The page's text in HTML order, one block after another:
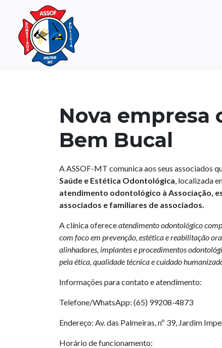
Nova empresa
Bem Bucal
A ASSOF-MT comunica aos seus associados
Saúde e Estética Odontológica, localizada
atendimento odontológico à Associação,
associados e familiares de associados.
A clínica ofereceatendimento odontológico
com foco em prevenção, estética e reabilitação
alinhadores, implantes e procedimentos
pela ética, qualidade técnica e cuidado
Informações para contato e atendimento:
Telefone/WhatsApp: (65) 99208-4873
Endereço: Av. das Palmeiras, nº 39, Jardim
Horário de funcionamento: